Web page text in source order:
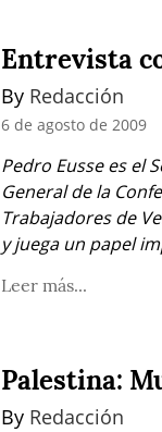
Entrevista
By Redacción
6 de agosto de 2009
Pedro Eusse es el
General de la
Trabajadores de
y juega un papel
Leer más...
Palestina:
By Redacción